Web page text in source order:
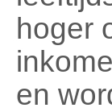
hoger
en